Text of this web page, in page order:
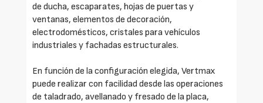
de ducha, escaparates, hojas de puertas y
ventanas, elementos de decoración,
electrodomésticos, cristales para vehículos
industriales y fachadas estructurales.
En función de la configuración elegida, Vertmax
puede realizar con facilidad desde las operaciones
de taladrado, avellanado y fresado de la placa,